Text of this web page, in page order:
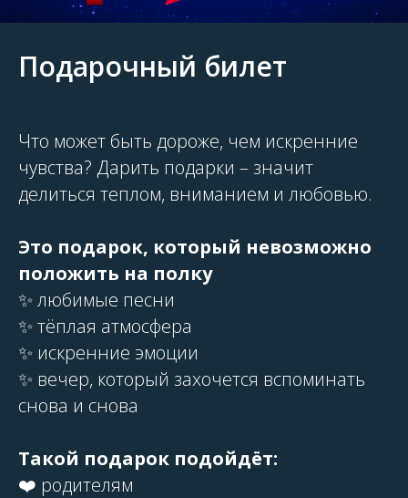
Подарочный билет
Что может быть дороже, чем искренние
чувства? Дарить подарки – значит
делиться теплом, вниманием и любовью.
Это подарок, который невозможно
положить на полку
✨ любимые песни
✨ тёплая атмосфера
✨ искренние эмоции
✨ вечер, который захочется вспоминать
снова и снова
Такой подарок подойдёт:
❤️ родителям